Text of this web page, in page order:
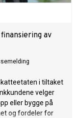
av
i tiltaket
velger
eller bygge på
og fordeler for